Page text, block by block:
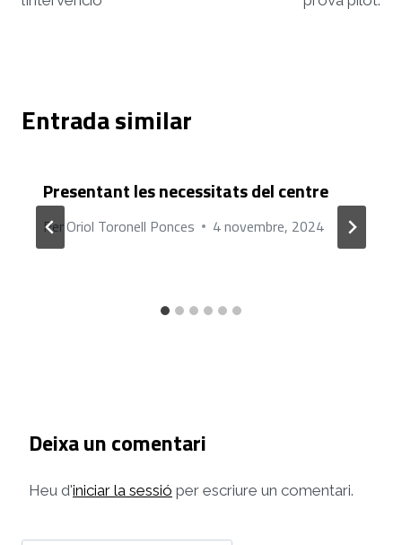
Entrada similar
Presentant les necessitats del centre
PerOriol Toronell Ponces 4 novembre, 2024
Deixa un comentari
Heu d'iniciar la sessió per escriure un comentari.